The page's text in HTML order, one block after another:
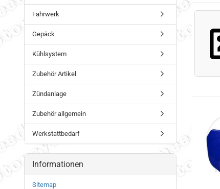
Fahrwerk
Gepäck
Kühlsystem
Zubehör Artikel
Zündanlage
Zubehör allgemein
Werkstattbedarf
Informationen
Sitemap